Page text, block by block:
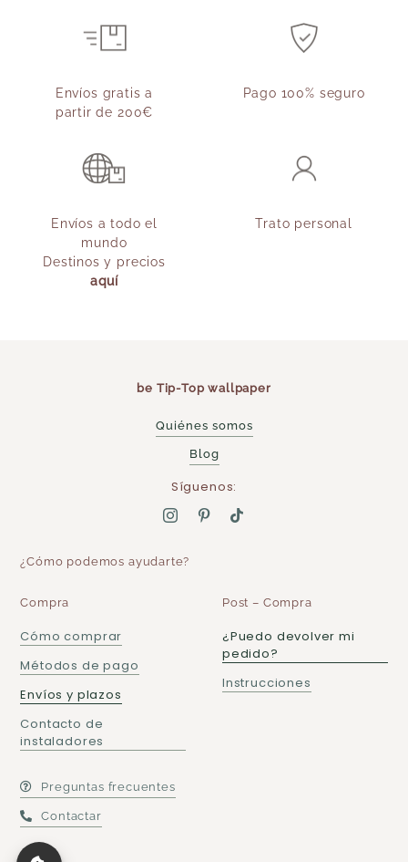
Envíos gratis a
partir de 200€
Pago 100% seguro
Envíos a todo el
mundo
Destinos y precios
aquí
Trato personal
be Tip-Top wallpaper
Quiénes somos
Blog
Síguenos:
¿Cómo podemos ayudarte?
Compra
Cómo comprar
Métodos de pago
Envíos y plazos
Contacto de
instaladores
Post – Compra
¿Puedo devolver mi
pedido?
Instrucciones
Preguntas frecuentes
Contactar